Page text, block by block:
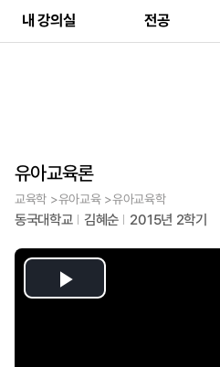
내 강의실 전공
유아교육론
교육학 >유아교육 >유아교육학
동국대학교 김혜순 2015년 2학기
Play